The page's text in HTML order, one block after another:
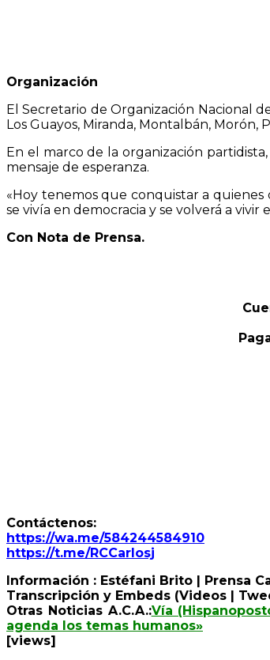
Organización
El Secretario de Organización Nacional
Los Guayos, Miranda, Montalbán, Morón,
En el marco de la organización
mensaje de esperanza.
«Hoy tenemos que conquistar a
se vivía en democracia y se volverá a vivir
Con Nota de Prensa.
Contáctenos:
https://wa.me/584244584910
https://t.me/RCCarlosj
Información : Estéfani Brito | Prensa
Transcripción y Embeds (Videos |
Otras Noticias A.C.A.:Vía
agenda los temas humanos»
[views]